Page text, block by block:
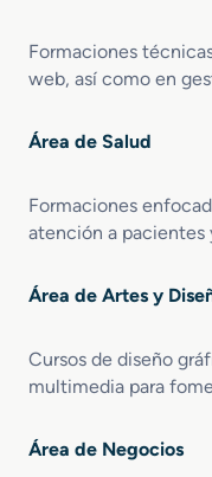
Formaciones
web, así como en
Área de Salud
Formaciones
atención a pacientes
Área de Artes y
Cursos de diseño
multimedia para
Área de Negocios